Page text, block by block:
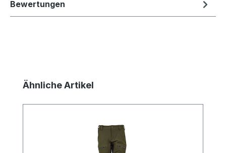
Bewertungen
Produktgalerie überspringen
Ähnliche Artikel